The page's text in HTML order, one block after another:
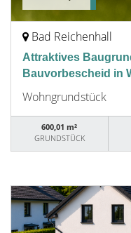
Bad Reichenhall
Attraktives
Bauvorbescheid in
Wohngrundstück
600,01 m²
GRUNDSTÜCK